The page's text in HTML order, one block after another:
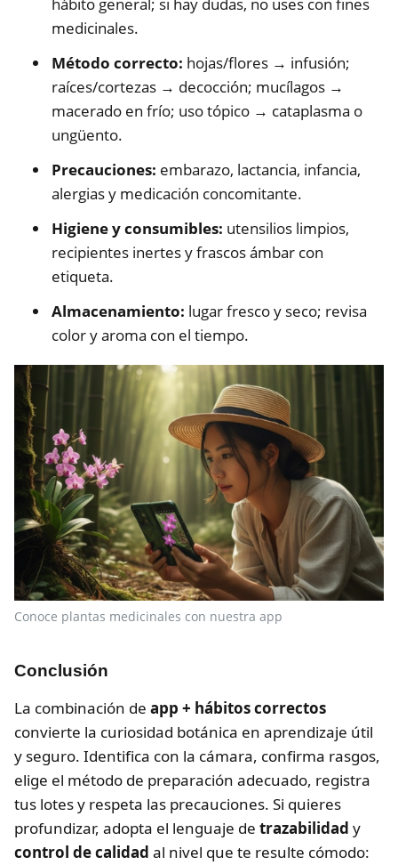
medicinales.
Método correcto: hojas/flores → infusión;
raíces/cortezas → decocción; mucílagos →
macerado en frío; uso tópico → cataplasma o
ungüento.
Precauciones: embarazo, lactancia, infancia,
alergias y medicación concomitante.
Higiene y consumibles: utensilios limpios,
recipientes inertes y frascos ámbar con
etiqueta.
Almacenamiento: lugar fresco y seco; revisa
color y aroma con el tiempo.
Conoce plantas medicinales con nuestra app
Conclusión
La combinación de app + hábitos correctos
convierte la curiosidad botánica en aprendizaje útil
y seguro. Identifica con la cámara, confirma rasgos,
elige el método de preparación adecuado, registra
tus lotes y respeta las precauciones. Si quieres
profundizar, adopta el lenguaje de trazabilidad y
control de calidad al nivel que te resulte cómodo: